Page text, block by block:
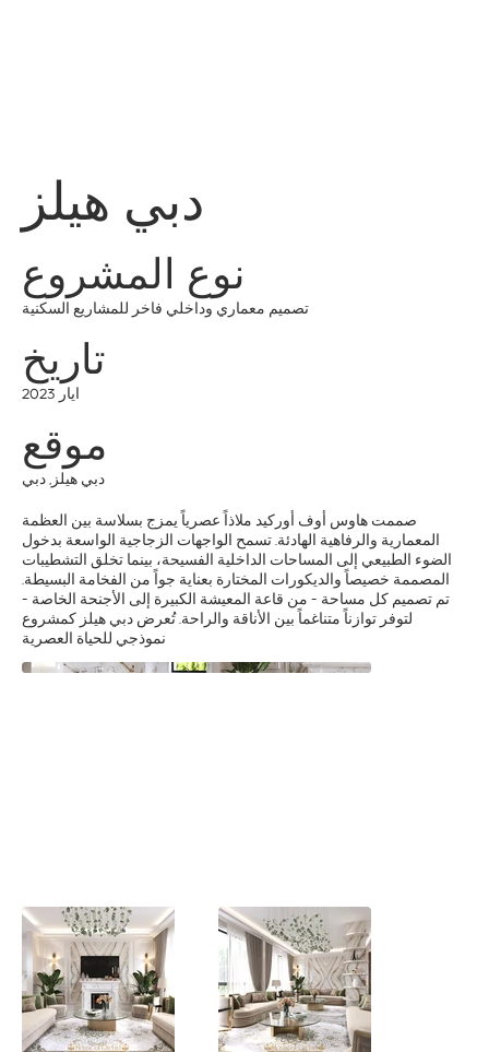
دبي هيلز
نوع المشروع
تصميم معماري وداخلي فاخر للمشاريع السكنية
تاريخ
ايار 2023
موقع
دبي هيلز, دبي
صممت هاوس أوف أوركيد ملاذاً عصرياً يمزج بسلاسة بين العظمة
المعمارية والرفاهية الهادئة. تسمح الواجهات الزجاجية الواسعة بدخول
الضوء الطبيعي إلى المساحات الداخلية الفسيحة، بينما تخلق التشطيبات
المصممة خصيصاً والديكورات المختارة بعناية جواً من الفخامة البسيطة.
تم تصميم كل مساحة - من قاعة المعيشة الكبيرة إلى الأجنحة الخاصة -
لتوفر توازناً متناغماً بين الأناقة والراحة. تُعرض دبي هيلز كمشروع
نموذجي للحياة العصرية